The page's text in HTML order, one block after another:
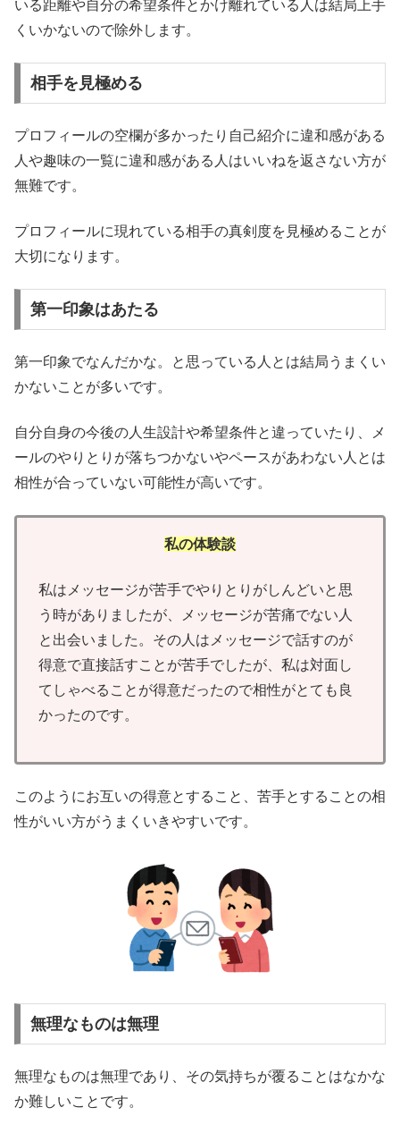
いる距離や自分の希望条件とかけ離れている人は結局上手
くいかないので除外します。
相手を見極める
プロフィールの空欄が多かったり自己紹介に違和感がある
人や趣味の一覧に違和感がある人はいいねを返さない方が
無難です。
プロフィールに現れている相手の真剣度を見極めることが
大切になります。
第一印象はあたる
第一印象でなんだかな。と思っている人とは結局うまくい
かないことが多いです。
自分自身の今後の人生設計や希望条件と違っていたり、メ
ールのやりとりが落ちつかないやペースがあわない人とは
相性が合っていない可能性が高いです。
私の体験談
私はメッセージが苦手でやりとりがしんどいと思
う時がありましたが、メッセージが苦痛でない人
と出会いました。その人はメッセージで話すのが
得意で直接話すことが苦手でしたが、私は対面し
てしゃべることが得意だったので相性がとても良
かったのです。
このようにお互いの得意とすること、苦手とすることの相
性がいい方がうまくいきやすいです。
無理なものは無理
無理なものは無理であり、その気持ちが覆ることはなかな
か難しいことです。